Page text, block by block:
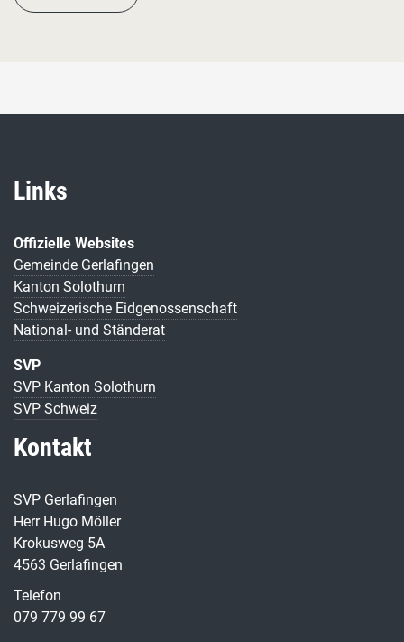
Links
Offizielle Websites
Gemeinde Gerlafingen
Kanton Solothurn
Schweizerische Eidgenossenschaft
National- und Ständerat
SVP
SVP Kanton Solothurn
SVP Schweiz
Kontakt
SVP Gerlafingen
Herr Hugo Möller
Krokusweg 5A
4563 Gerlafingen
Telefon
079 779 99 67